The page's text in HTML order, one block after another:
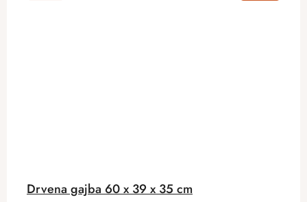
Drvena gajba 60 x 39 x 35 cm